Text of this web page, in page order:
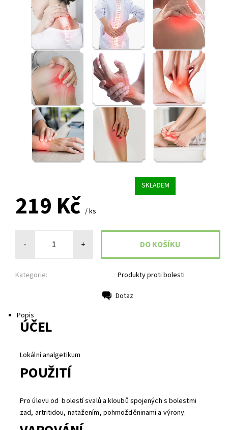
SKLADEM
219 Kč / ks
- +
Kategorie: Produkty proti bolesti
Dotaz
Popis
ÚČEL
Lokální analgetikum
POUŽITÍ
Pro úlevu od bolestí svalů a kloubů spojených s bolestmi
zad, artritidou, natažením, pohmožděninami a výrony.